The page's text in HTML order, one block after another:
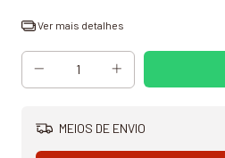
Ver mais detalhes
MEIOS DE ENVIO